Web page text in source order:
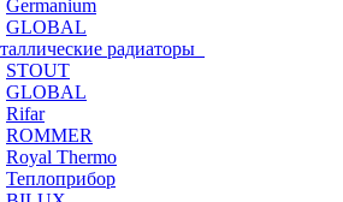
Germanium
GLOBAL
радиаторы
STOUT
GLOBAL
Rifar
ROMMER
Royal Thermo
Теплоприбор